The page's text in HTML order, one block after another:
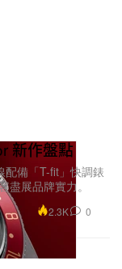
新作盤點
配備「T-fit」快調錶
展品牌實力。
2.3K 0